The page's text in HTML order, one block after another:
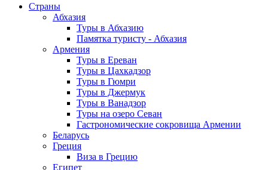
Страны
Абхазия
Туры в Абхазию
Памятка туристу - Абхазия
Армения
Туры в Ереван
Туры в Цахкадзор
Туры в Гюмри
Туры в Джермук
Туры в Ванадзор
Туры на озеро Севан
Гастрономические сокровища Армении
Беларусь
Греция
Виза в Грецию
Египет